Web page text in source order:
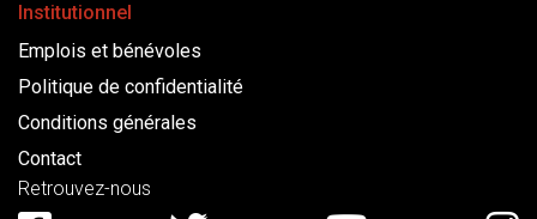
Institutionnel
Emplois et bénévoles
Politique de confidentialité
Conditions générales
Contact
Retrouvez-nous